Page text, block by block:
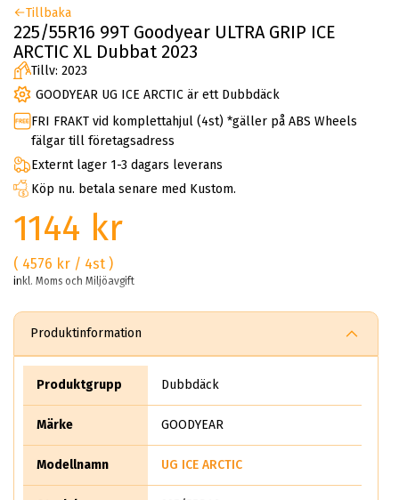
Tillbaka
225/55R16 99T Goodyear ULTRA GRIP ICE
ARCTIC XL Dubbat 2023
Tillv: 2023
GOODYEAR UG ICE ARCTIC är ett Dubbdäck
FRI FRAKT vid komplettahjul (4st) *gäller på ABS Wheels
fälgar till företagsadress
Externt lager 1-3 dagars leverans
Köp nu. betala senare med Kustom.
1144 kr
( 4576 kr / 4st )
inkl. Moms och Miljöavgift
Produktinformation
Produktgrupp Dubbdäck
Märke GOODYEAR
Modellnamn UG ICE ARCTIC